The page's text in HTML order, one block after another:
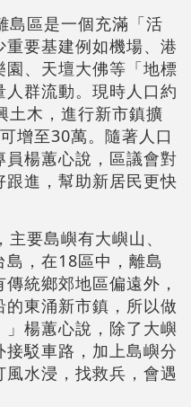
島區是一個充滿「活
要基建例如機場、港
、天壇大佛等「地標
群流動。現時人口約
土木，進行新市鎮擴
增至30萬。隨著人口
楊蕙心說，區議會對
進，幫助新居民更快
要島嶼有大嶼山、
，在18區中，離島
統鄉郊地區偏遠外，
東涌新市鎮，所以做
楊蕙心說，除了大嶼
駁車路，加上島嶼分
水浸，找救兵，會遇